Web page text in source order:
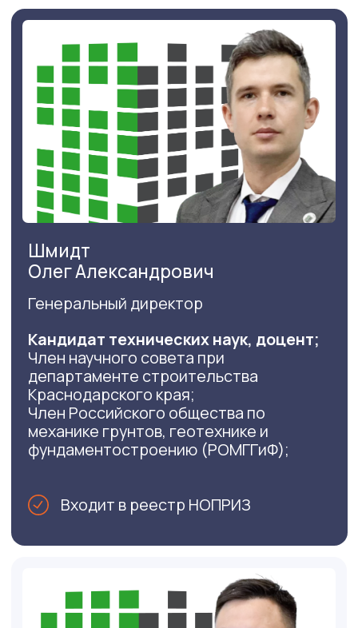
Виды геологических и
гидрогеологических изысканий
Инженерно-гидрографические
Выполним точные измерения и анализ
водных объектов, предоставив
Подробнее
Инженерно-геофизические
изыскания
От 70 000 р.
Проведем точные и оперативные
исследования, выявив скрытые
геологические особенности для
безопасного и эффективного
строительства.
Инженерно-геотехнические
изыскания
От 60 000 р.
Предоставим всестороннюю оценку
грунтов и условий строительства,
обеспечив надежность и долговечность
ваших объектов.